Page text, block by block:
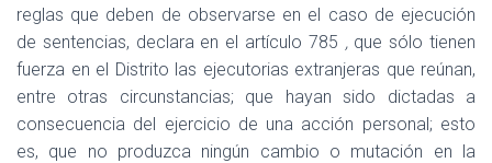
reglas que deben de observarse en el caso de ejecución
de sentencias, declara en el artículo 785 , que sólo tienen
fuerza en el Distrito las ejecutorias extranjeras que reúnan,
entre otras circunstancias; que hayan sido dictadas a
consecuencia del ejercicio de una acción personal; esto
es, que no produzca ningún cambio o mutación en la